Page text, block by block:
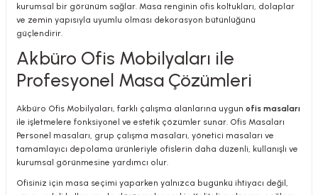
kurumsal bir görünüm sağlar. Masa renginin ofis koltukları, dolaplar
ve zemin yapısıyla uyumlu olması dekorasyon bütünlüğünü
güçlendirir.
Akbüro Ofis Mobilyaları ile
Profesyonel Masa Çözümleri
Akbüro Ofis Mobilyaları, farklı çalışma alanlarına uygun ofis masaları
ile işletmelere fonksiyonel ve estetik çözümler sunar. Ofis Masaları
Personel masaları, grup çalışma masaları, yönetici masaları ve
tamamlayıcı depolama ürünleriyle ofislerin daha düzenli, kullanışlı ve
kurumsal görünmesine yardımcı olur.
Ofisiniz için masa seçimi yaparken yalnızca bugünkü ihtiyacı değil,